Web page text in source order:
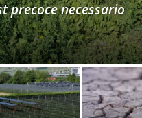
precoce necessario